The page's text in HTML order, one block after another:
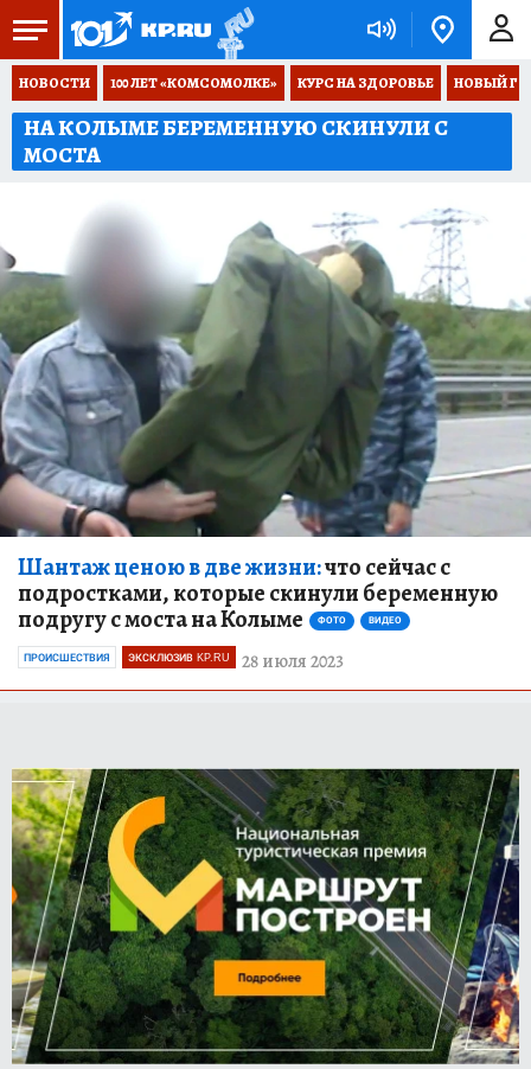
НОВОСТИ 100 ЛЕТ «КОМСОМОЛКЕ» КУРС НА ЗДОРОВЬЕ НОВЫЙ
НА КОЛЫМЕ БЕРЕМЕННУЮ СКИНУЛИ С
МОСТА
Шантаж ценою в две жизни:что сейчас с
подростками, которые скинули беременную
подругу с моста на Колыме
ФОТО ВИДЕО
28 июля 2023
ПРОИСШЕСТВИЯ ЭКСКЛЮЗИВ KP.RU